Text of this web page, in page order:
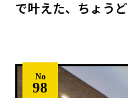
で叶えた、ちょう
No
98